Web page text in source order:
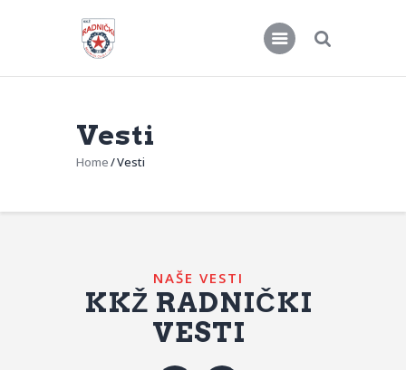
Vesti
Home Vesti
KKŽ Radnički
Novosti
NAŠE VESTI
KKŽ RADNIČKI
VESTI